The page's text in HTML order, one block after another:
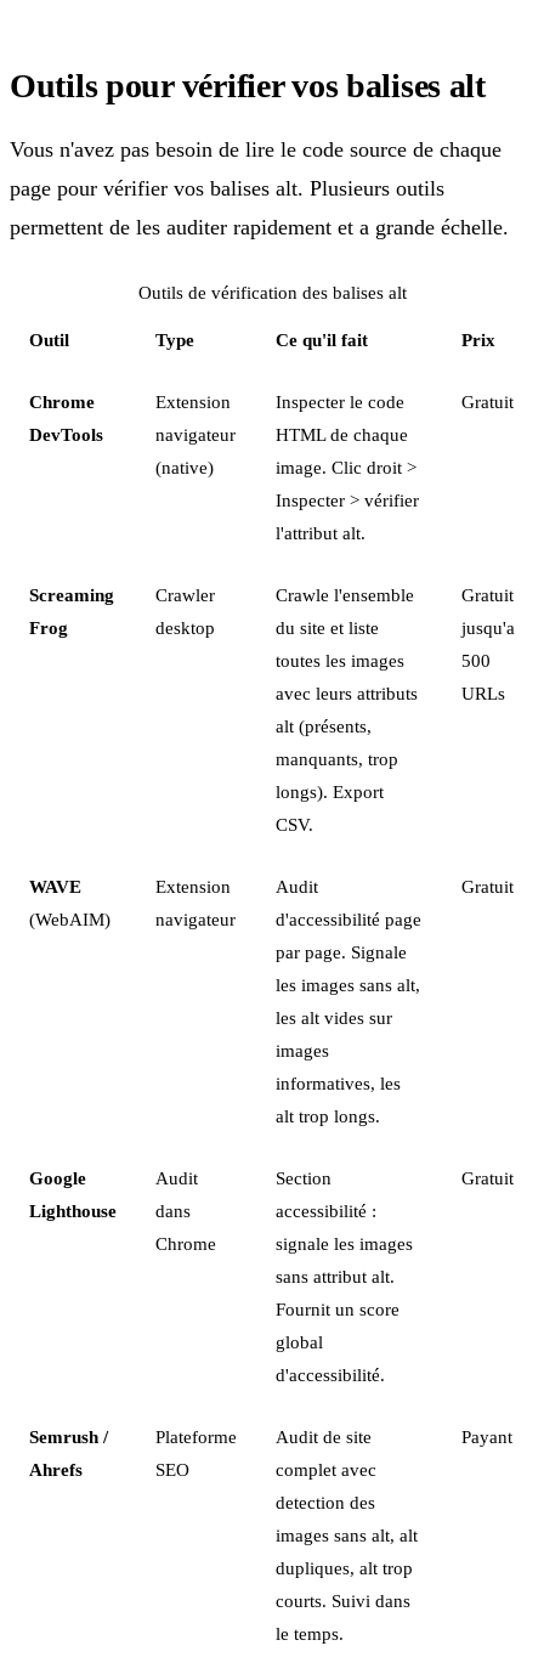
Outils pour vérifier vos balises alt
Vous n'avez pas besoin de lire le code source de chaque
page pour vérifier vos balises alt. Plusieurs outils
permettent de les auditer rapidement et a grande échelle.
Outils de vérification des balises alt
Outil Type Ce qu'il fait Prix
Chrome
DevTools
Extension
navigateur
(native)
Inspecter le code
HTML de chaque
image. Clic droit >
Inspecter > vérifier
l'attribut alt.
Gratuit
Screaming
Frog
Crawler
desktop
Crawle l'ensemble
du site et liste
toutes les images
avec leurs attributs
alt (présents,
manquants, trop
longs). Export
CSV.
Gratuit
jusqu'a
500
URLs
WAVE
(WebAIM)
Extension
navigateur
Audit
d'accessibilité page
par page. Signale
les images sans alt,
les alt vides sur
images
informatives, les
alt trop longs.
Gratuit
Google
Lighthouse
Audit
dans
Chrome
Section
accessibilité :
signale les images
sans attribut alt.
Fournit un score
global
d'accessibilité.
Gratuit
Semrush /
Ahrefs
Plateforme
SEO
Audit de site
complet avec
detection des
images sans alt, alt
dupliques, alt trop
courts. Suivi dans
le temps.
Payant